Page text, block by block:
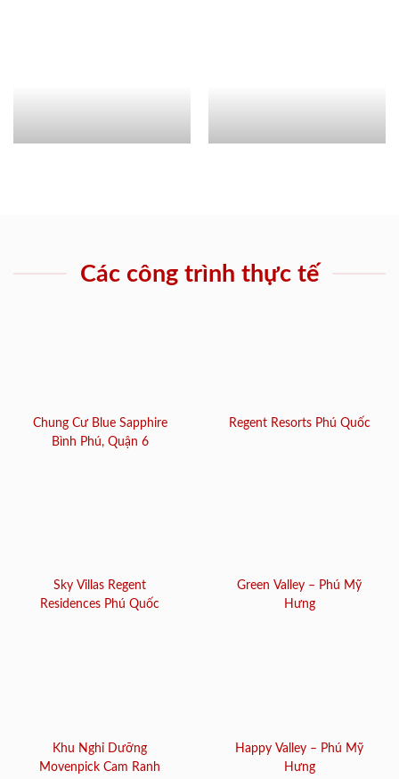
Các công trình thực tế
Chung Cư Blue Sapphire
Bình Phú, Quận 6
Regent Resorts Phú Quốc
Sky Villas Regent
Residences Phú Quốc
Green Valley – Phú Mỹ
Hưng
Khu Nghỉ Dưỡng
Movenpick Cam Ranh
Happy Valley – Phú Mỹ
Hưng